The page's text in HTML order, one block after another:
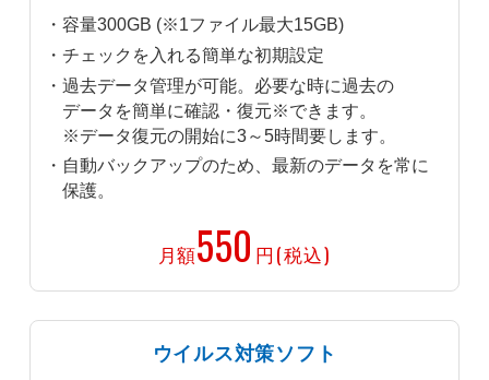
容量300GB (※1ファイル最大15GB)
チェックを入れる簡単な初期設定
過去データ管理が可能。必要な時に過去の
データを簡単に確認・復元※できます。
※データ復元の開始に3～5時間要します。
自動バックアップのため、最新のデータを常に
保護。
月額550 円(税込)
ウイルス対策ソフト